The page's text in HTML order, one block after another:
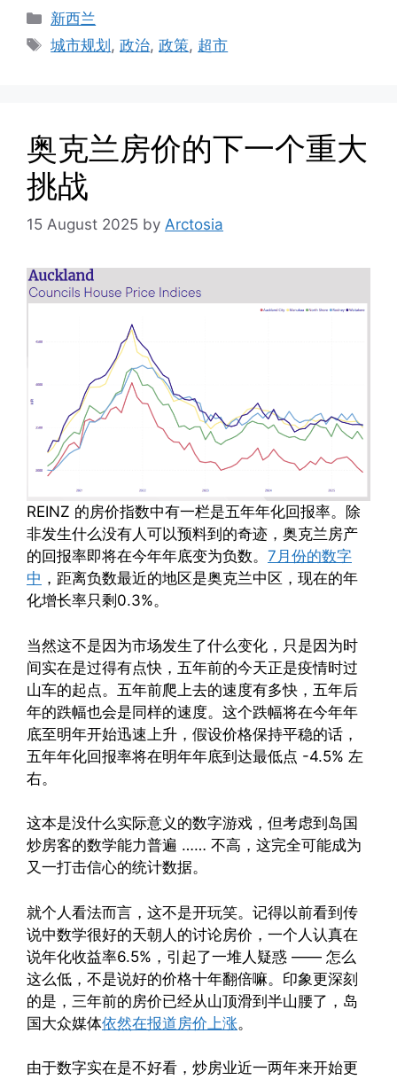
Categories
新西兰
Tags
城市规划,政治,政策, 超市
奥克兰房价的下一个重大
挑战
15 August 2025 by Arctosia
REINZ 的房价指数中有一栏是五年年化回报率。除
非发生什么没有人可以预料到的奇迹，奥克兰房产
的回报率即将在今年年底变为负数。 7月份的数字
中 ，距离负数最近的地区是奥克兰中区，现在的年
化增长率只剩0.3%。
当然这不是因为市场发生了什么变化，只是因为时
间实在是过得有点快，五年前的今天正是疫情时过
山车的起点。五年前爬上去的速度有多快，五年后
年的跌幅也会是同样的速度。这个跌幅将在今年年
底至明年开始迅速上升，假设价格保持平稳的话，
五年年化回报率将在明年年底到达最低点 -4.5% 左
右。
这本是没什么实际意义的数字游戏，但考虑到岛国
炒房客的数学能力普遍 …… 不高，这完全可能成为
又一打击信心的统计数据。
就个人看法而言，这不是开玩笑。记得以前看到传
说中数学很好的天朝人的讨论房价，一个人认真在
说年化收益率6.5%，引起了一堆人疑惑 —— 怎么
这么低，不是说好的价格十年翻倍嘛。印象更深刻
的是，三年前的房价已经从山顶滑到半山腰了，岛
国大众媒体依然在报道房价上涨。
由于数字实在是不好看，炒房业近一两年来开始更